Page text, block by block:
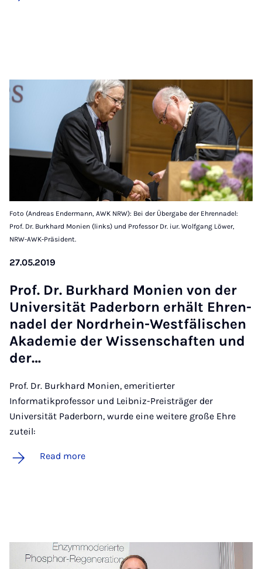
Foto (Andreas Endermann, AWK NRW): Bei der Übergabe der Ehrennadel:
Prof. Dr. Burkhard Monien (links) und Professor Dr. iur. Wolfgang Löwer,
NRW-AWK-Präsident.
27.05.2019
Prof. Dr. Burkhard Moni­en von der
Uni­versität Pader­born er­hält Ehren­
nadel der Nordrhein-West­fäl­is­chen
Akademie der Wis­senschaften und
der…
Prof. Dr. Burkhard Monien, emeritierter
Informatikprofessor und Leibniz-Preisträger der
Universität Paderborn, wurde eine weitere große Ehre
zuteil:
Read more